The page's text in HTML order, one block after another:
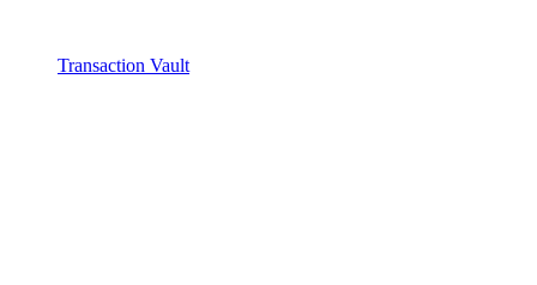
Transaction Vault